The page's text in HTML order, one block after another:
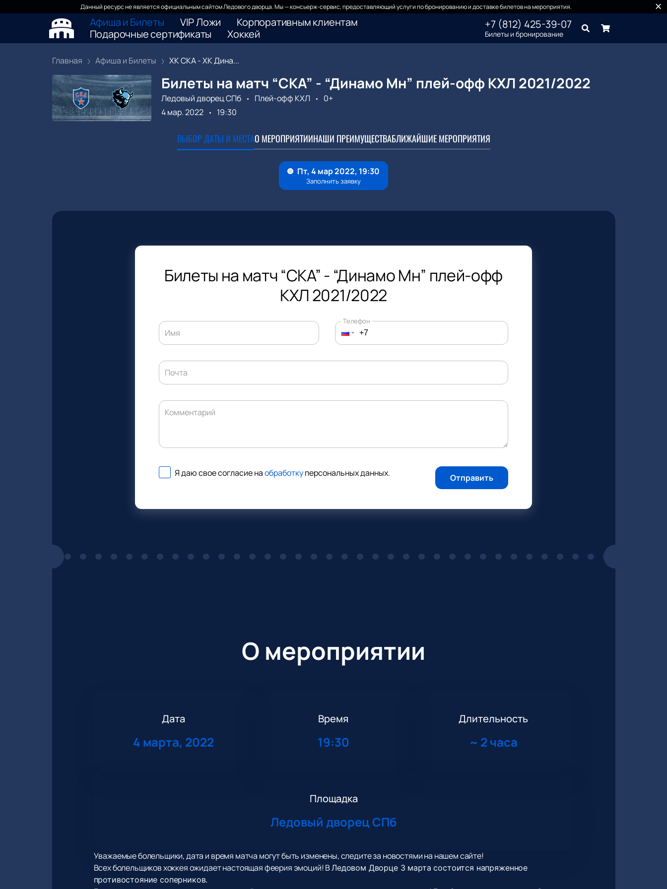
Данный ресурс не является официальным сайтом Ледового дворца. Мы — консьерж-сервис, предоставляющий услуги по бронированию и доставке билетов на мероприятия.
Афиша и Билеты VIP Ложи
Корпоративным клиентам
Подарочные сертификаты
Хоккей
+7 (812) 425-39-07
Билеты и бронирование
Главная Афиша и Билеты ХК СКА - ХК Дина...
Билеты на матч “СКА” - “Динамо Мн” плей-офф КХЛ 2021/2022
Ледовый дворец СПб Плей-офф КХЛ
0+
4 мар. 2022
19:30
ВЫБОР ДАТЫ И МЕСТАО МЕРОПРИЯТИИНАШИ ПРЕИМУЩЕСТВАБЛИЖАЙШИЕ МЕРОПРИЯТИЯ
Билеты на матч “СКА” - “Динамо Мн” плей-офф
КХЛ 2021/2022
Имя
Телефон
Почта
Комментарий
Я даю свое согласие наобработкуперсональных данных. Отправить
О мероприятии
Дата
4 марта, 2022
Время
19:30
Длительность
~ 2 часа
Площадка
Ледовый дворец СПб
Уважаемые болельщики, дата и время матча могут быть изменены, следите за новостями на нашем сайте!
Всех болельщиков хоккея ожидает настоящая феерия эмоций! ВЛедовом Дворце 3 марта состоится напряженное
противостояние соперников.